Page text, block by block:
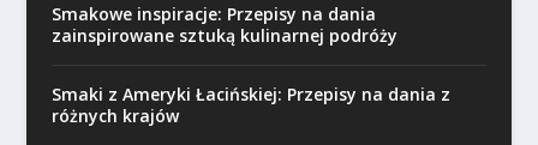
Smakowe inspiracje: Przepisy na dania
zainspirowane sztuką kulinarnej podróży
Smaki z Ameryki Łacińskiej: Przepisy na dania z
różnych krajów